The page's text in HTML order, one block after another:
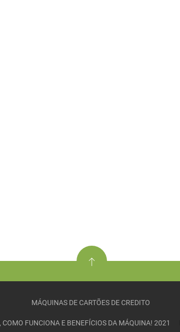
MÁQUINAS DE CARTÕES DE CREDITO
COMO FUNCIONA E BENEFÍCIOS DA MÁQUINA! 2021